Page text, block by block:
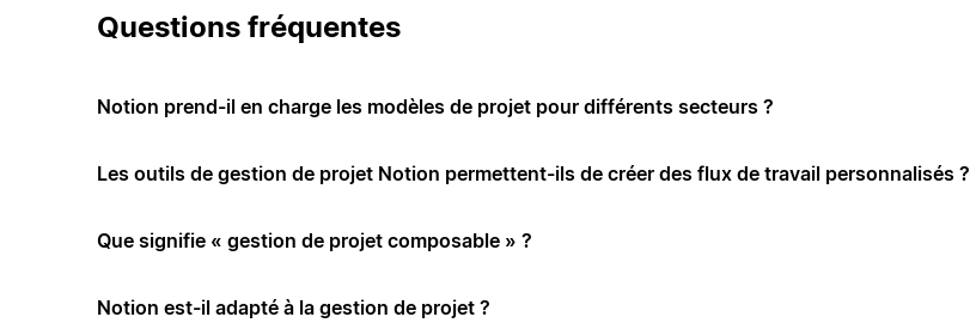
Questions fréquentes
Notion prend-il en charge les modèles de projet pour différents secteurs ?
Les outils de gestion de projet Notion permettent-ils de créer des flux de travail personnalisés ?
Que signifie « gestion de projet composable » ?
Notion est-il adapté à la gestion de projet ?